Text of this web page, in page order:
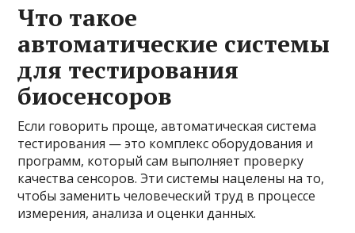
Что такое
автоматические системы
для тестирования
биосенсоров
Если говорить проще, автоматическая система
тестирования — это комплекс оборудования и
программ, который сам выполняет проверку
качества сенсоров. Эти системы нацелены на то,
чтобы заменить человеческий труд в процессе
измерения, анализа и оценки данных.